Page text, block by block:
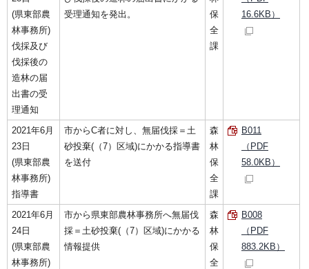
(県東部農
林事務所)
伐採及び
伐採後の
造林の届
出書の受
理通知
受理通知を発出。
保
全
課
16.6KB）
2021年6月
23日
(県東部農
林事務所)
指導書
市からC者に対し、無届伐採＝土
砂投棄(（7）区域)にかかる指導書
を送付
森
林
保
全
課
B011
（PDF
58.0KB）
2021年6月
24日
(県東部農
林事務所)
市から県東部農林事務所へ無届伐
採＝土砂投棄(（7）区域)にかかる
情報提供
森
林
保
全
B008
（PDF
883.2KB）